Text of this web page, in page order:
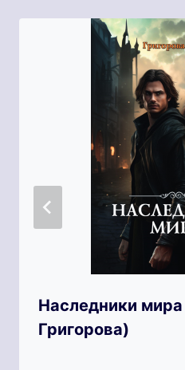
Наследники
Григорова)